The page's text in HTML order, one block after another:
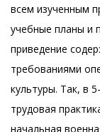
всем изученным
учебные планы и
приведение
требованиями
культуры. Так, в
трудовая
начальная